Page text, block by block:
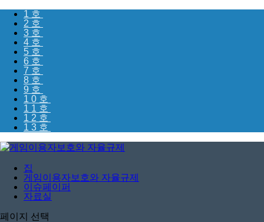
1호
2호
3호
4호
5호
6호
7호
8호
9호
10호
11호
12호
13호
집
게임이용자보호와 자율규제
이슈페이퍼
자료실
페이지 선택